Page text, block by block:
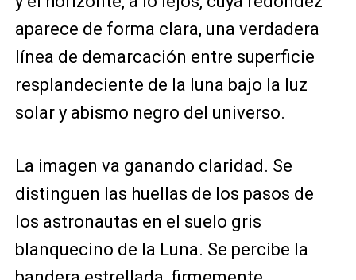
aparece de forma clara, una verdadera
línea de demarcación entre superficie
resplandeciente de la luna bajo la luz
solar y abismo negro del universo.
La imagen va ganando claridad. Se
distinguen las huellas de los pasos de
los astronautas en el suelo gris
blanquecino de la Luna. Se percibe la